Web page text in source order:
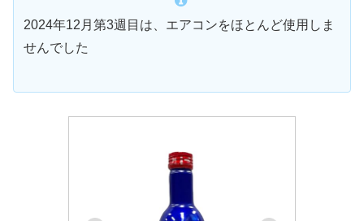
2024年12月第3週目は、エアコンをほとんど使用しま
せんでした